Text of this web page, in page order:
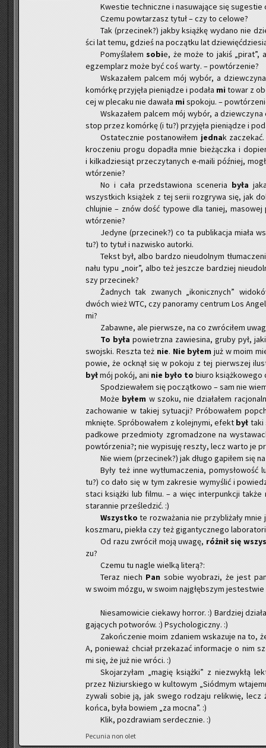
Kwe­stie tech­nicz­ne i na­su­wa­ją­ce się
Czemu po­wta­rzasz tytuł – czy to ce­lo­we?
Tak (prze­ci­nek?) jakby książ­kę wy­da­no nie
ści lat temu, gdzieś na po­cząt­ku lat
Po­my­śla­łem sobie, że może to jakiś „pirat”,
eg­zem­plarz może być coś warty. – po­wtó­rze­nie?
Wska­za­łem pal­cem mój wybór, a
ko­mór­kę przy­ję­ła pie­nią­dze i po­da­ła mi towar z
cej w ple­ca­ku nie da­wa­ła mi spo­ko­ju. –
Wska­za­łem pal­cem mój wybór, a
stop przez ko­mór­kę (i tu?) przy­ję­ła pie­nią­dze i
Osta­tecz­nie po­sta­no­wi­łem jednak
kro­cze­niu progu do­pa­dła mnie bie­żącz­ka i
i kil­ka­dzie­siąt prze­czy­ta­nych e-ma­ili póź­niej,
wtó­rze­nie?
No i cała przed­sta­wio­na sce­ne­ria była
wszyst­kich ksią­żek z tej serii roz­gry­wa się, jak
chluj­nie – znów dość ty­po­we dla ta­niej,
wtó­rze­nie?
Je­dy­ne (prze­ci­nek?) co ta pu­bli­ka­cja miała
tu?) to tytuł i na­zwi­sko au­tor­ki.
Tekst był, albo bar­dzo nie­udol­nym
na­łu typu „noir”, albo też jesz­cze bar­dziej
szy prze­ci­nek?
Żad­nych tak zwa­nych „iko­nicz­nych”
dwóch wież WTC, czy pa­no­ra­my cen­trum Los
mi?
Za­baw­ne, ale pierw­sze, na co zwró­ci­łem
To była po­wietrz­na za­wie­si­na, gruby pył,
swoj­ski. Resz­ta też nie. Nie byłem już w moim
powie, że ock­nął się w po­ko­ju z tej pierw­szej
byłmój pokój, ani nie było to biuro książ­ko­we­go
Spo­dzie­wa­łem się po­cząt­ko­wo – sam nie
Może byłem w szoku, nie dzia­ła­łem
za­cho­wa­nie w ta­kiej sy­tu­acji? Pró­bo­wa­łem
mknię­te. Spró­bo­wa­łem z ko­lej­ny­mi, efekt był taki
pad­ko­we przed­mio­ty zgro­ma­dzo­ne na
po­wtó­rze­nia?; nie wy­pi­su­ję resz­ty, lecz warto je
Nie wiem (prze­ci­nek?) jak długo ga­pi­łem się
Były też inne wy­tłu­ma­cze­nia,
tu?) co dało się w tym za­kre­sie wy­my­ślić i
sta­ci książ­ki lub filmu. – a więc in­ter­punk­cji
sta­ran­nie prze­śle­dzić. :)
Wszyst­ko te roz­wa­ża­nia nie przy­bli­ża­ły
kosz­ma­ru, pie­kła czy też gi­gan­tycz­ne­go
Od razu zwró­cił moją uwagę, róż­nił się
zu?
Czemu tu nagle wiel­ką li­te­rą?:
Teraz niech Pan sobie wy­obra­zi, że jest
w swoim mózgu, w swoim naj­głęb­szym
Nie­sa­mo­wi­cie cie­ka­wy hor­ror. :) Bar­dziej
ga­ją­cych po­two­rów. :) Psy­cho­lo­gicz­ny. :)
Za­koń­cze­nie moim zda­niem wska­zu­je na to,
A, po­nie­waż chciał prze­ka­zać in­for­ma­cje o nim
mi się, że już nie wróci. :)
Sko­ja­rzy­łam „magię książ­ki” z nie­zwy­kłą
przez Ni­ziur­skie­go w kul­to­wym „Siód­mym
zy­wa­li sobie ją, jak swego ro­dza­ju re­li­kwię, lecz
końca, była bo­wiem „za mocna”. :)
Klik, po­zdra­wiam ser­decz­nie. :)
Pe­cu­nia non olet